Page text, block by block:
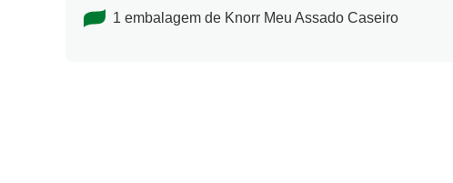
1 embalagem de Knorr Meu Assado Caseiro